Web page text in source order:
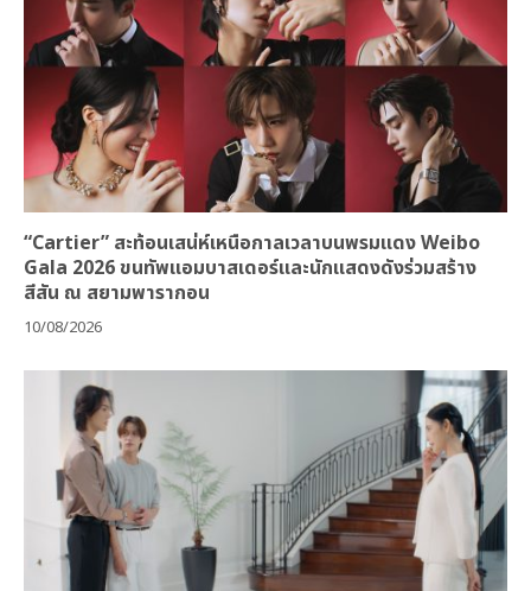
“Cartier” สะท้อนเสน่ห์เหนือกาลเวลาบนพรมแดง Weibo
Gala 2026 ขนทัพแอมบาสเดอร์และนักแสดงดังร่วมสร้าง
สีสัน ณ สยามพารากอน
10/08/2026